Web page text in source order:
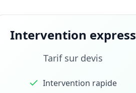
Intervention express
Tarif sur devis
Intervention rapide